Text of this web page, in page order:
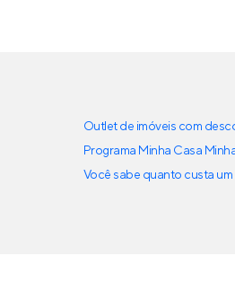
Outlet de imóveis com
Programa Minha Casa
Você sabe quanto custa